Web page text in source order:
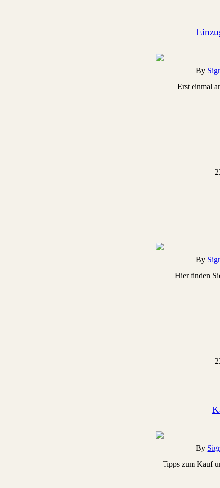
By
Erst einmal
By
Hier finden
By
Tipps zum Kauf